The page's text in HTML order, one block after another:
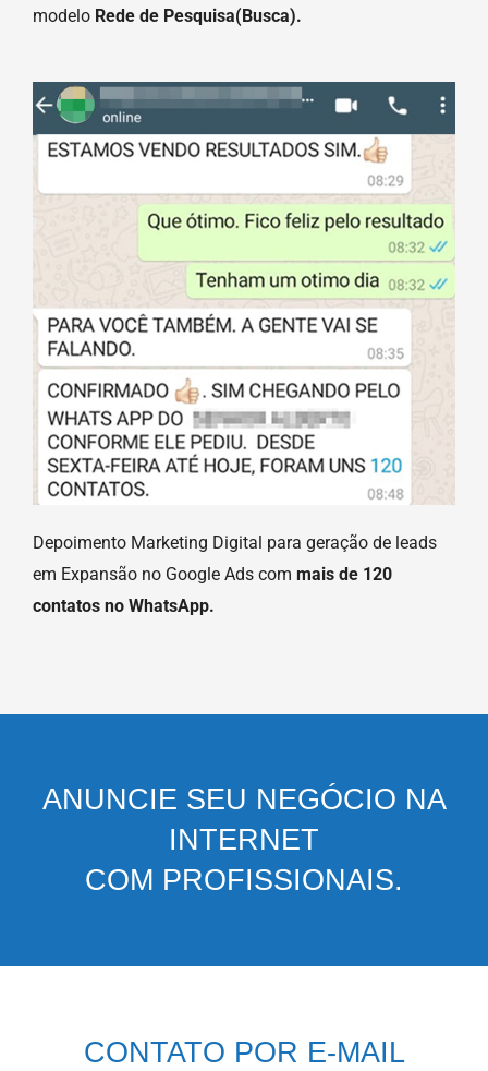
modelo Rede de Pesquisa(Busca).
Depoimento Marketing Digital para geração de leads
em Expansão no Google Ads com mais de 120
contatos no WhatsApp.
ANUNCIE SEU NEGÓCIO NA
INTERNET
COM PROFISSIONAIS.
CONTATO POR E-MAIL